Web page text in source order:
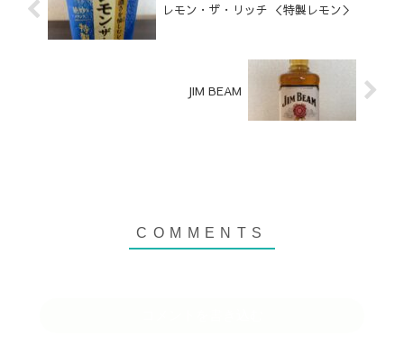
レモン・ザ・リッチ ＜特製レモン＞
JIM BEAM